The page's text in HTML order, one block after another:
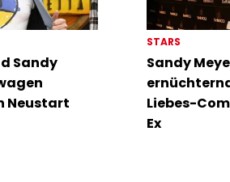
Sandy
Neustart
STARS
Sandy
Liebes-
Ex